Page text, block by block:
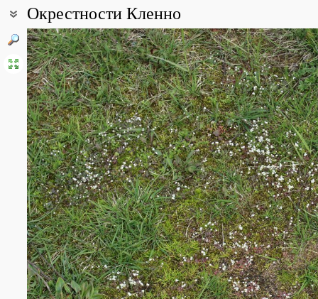
Окрестности Кленно
Координаты:
58° 32′ 27.72″ с.ш., 27° 50′ 42.25″ в.д. (смотреть на картахGoogle
Все фотографии(19) Фото растений и лишайников(74)